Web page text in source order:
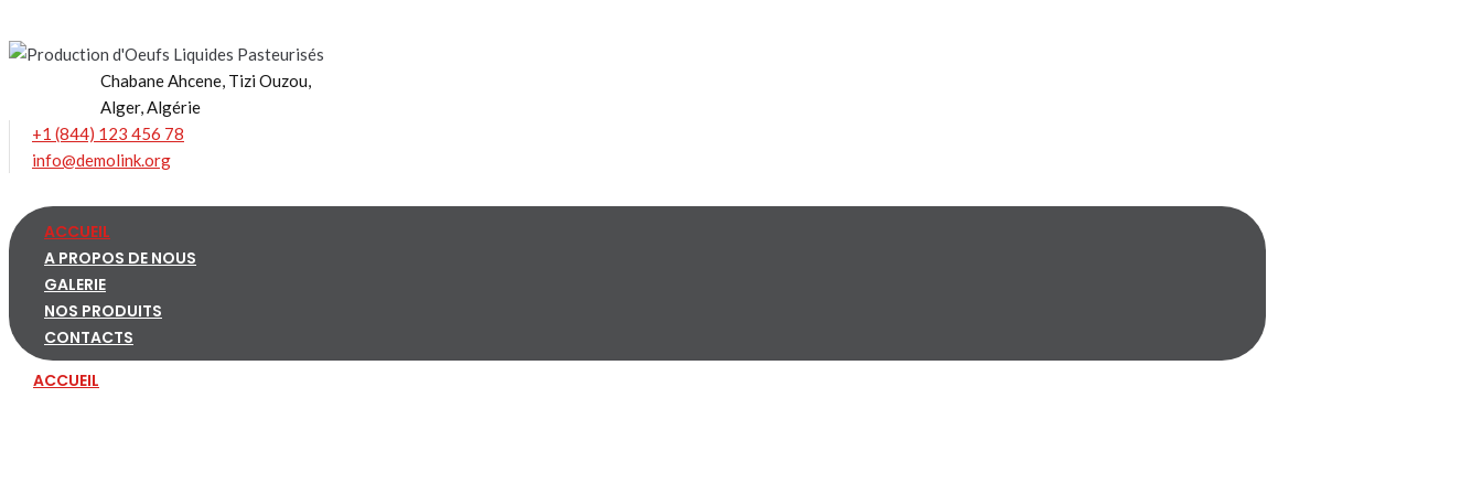
to
Chabane Ahcene, Tizi Ouzou,
Alger, Algérie
+1 (844) 123 456 78
info@demolink.org
ACCUEIL
A PROPOS DE NOUS
GALERIE
NOS PRODUITS
CONTACTS
ACCUEIL